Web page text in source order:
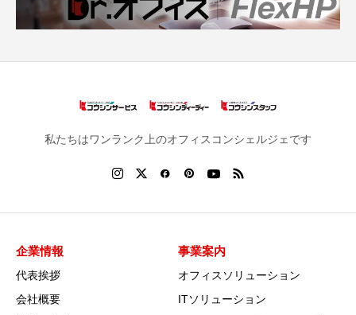
私たちはワンランク上のオフィスコンシェルジェです
企業情報
代表挨拶
会社概要
事業案内
オフィスソリューション
ITソリューション